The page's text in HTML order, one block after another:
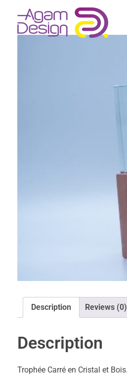
Description Reviews (0)
Description
Trophée Carré en Cristal et